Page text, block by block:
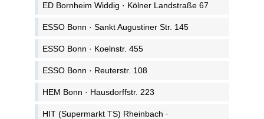
ED Bornheim Widdig · Kölner Landstraße 67
ESSO Bonn · Sankt Augustiner Str. 145
ESSO Bonn · Koelnstr. 455
ESSO Bonn · Reuterstr. 108
HEM Bonn · Hausdorffstr. 223
HIT (Supermarkt TS) Rheinbach ·